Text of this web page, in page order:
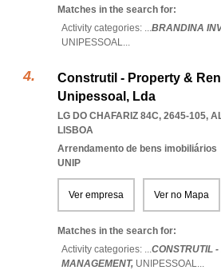
Matches in the search for:
Activity categories: ...BRANDINA
UNIPESSOAL...
Construtil - Property &
Unipessoal, Lda
LG DO CHAFARIZ 84C, 2645-105,
LISBOA
Arrendamento de bens imobiliários
UNIP
Ver empresa Ver no Mapa
Matches in the search for:
Activity categories: ...CONSTRUTIL
MANAGEMENT, UNIPESSOAL...